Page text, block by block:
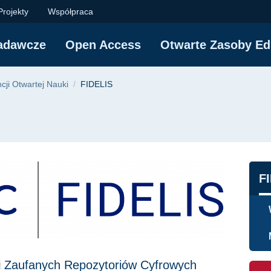
Gdańska
Współpraca
Open Access Otwarte Zasoby
Otwartej Nauki FIDELIS
Repozytoriów Cyfrowych